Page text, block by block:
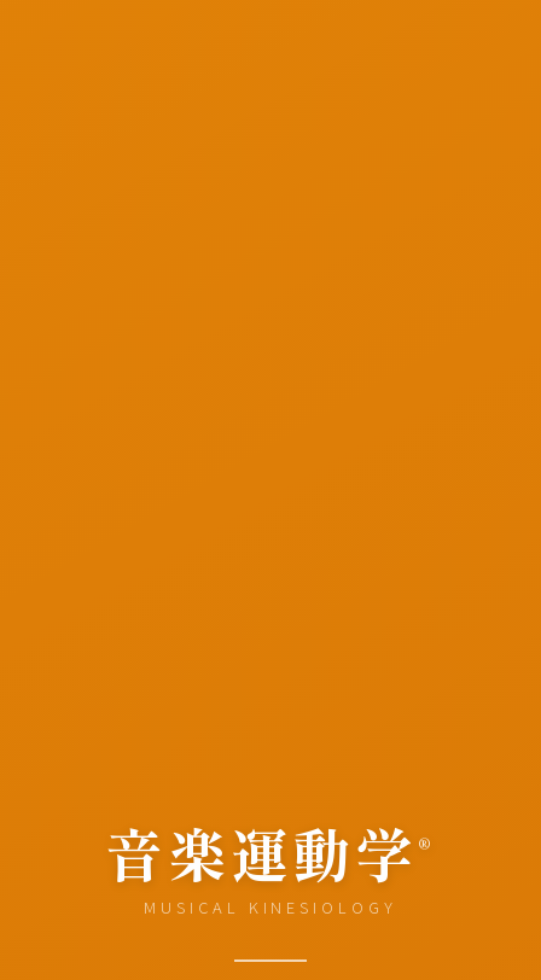
音楽運動学 ®
MUSICAL KINESIOLOGY